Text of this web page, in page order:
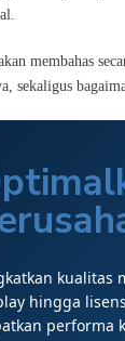
membahas
sekaligus
kualitas
hingga
performa